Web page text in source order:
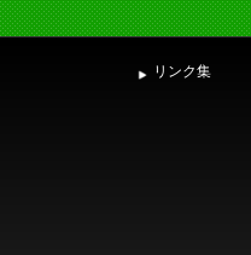
リンク集